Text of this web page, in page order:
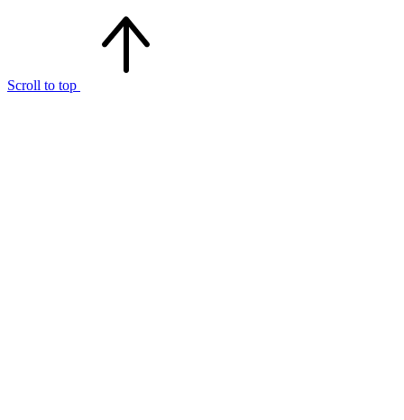
Scroll to top